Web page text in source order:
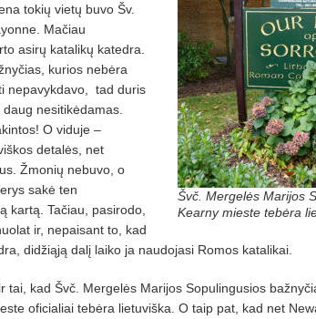
Švč. Mergelės Marijos
Kearny mieste tebėra
tokių vietų buvo Šv.
Mačiau
asirų katalikų katedra.
kurios nebėra
nepavykdavo,
tad duris
nesitikėdamas.
O viduje –
detalės, net
Žmonių nebuvo, o
sakė ten
kartą. Tačiau, pasirodo,
ir, nepaisant to, kad
didžiąją dalį laiko ja naudojasi Romos katalikai.
tai, kad Švč. Mergelės Marijos Sopulingusios
oficialiai tebėra lietuviška. O taip pat, kad net